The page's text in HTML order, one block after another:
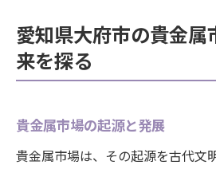
歴史から学ぶ貴金属市場
地域経済と貴金属の関係を
地域経済が貴金属市場
大府市における経済活動
貴金属市場における地
愛知県大府市の貴金
来を探る
貴金属市場の起源と発展
貴金属市場は、その起源を古代文